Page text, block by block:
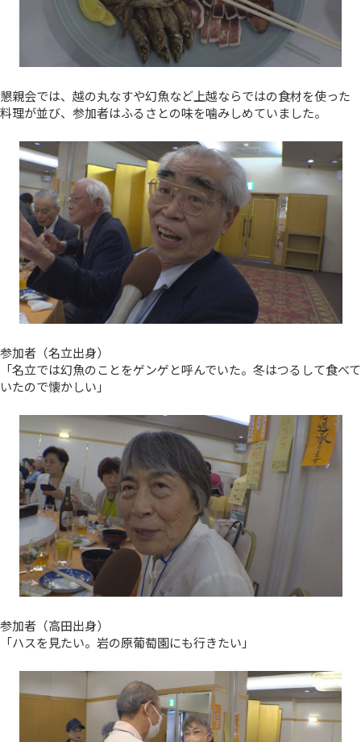
懇親会では、越の丸なすや幻魚など上越ならではの食材を使った
料理が並び、参加者はふるさとの味を噛みしめていました。
参加者（名立出身）
「名立では幻魚のことをゲンゲと呼んでいた。冬はつるして食べて
いたので懐かしい」
参加者（高田出身）
「ハスを見たい。岩の原葡萄園にも行きたい」